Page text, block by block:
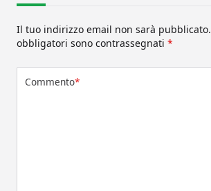
Il tuo indirizzo email non sarà pubblicato.
obbligatori sono contrassegnati *
Commento*